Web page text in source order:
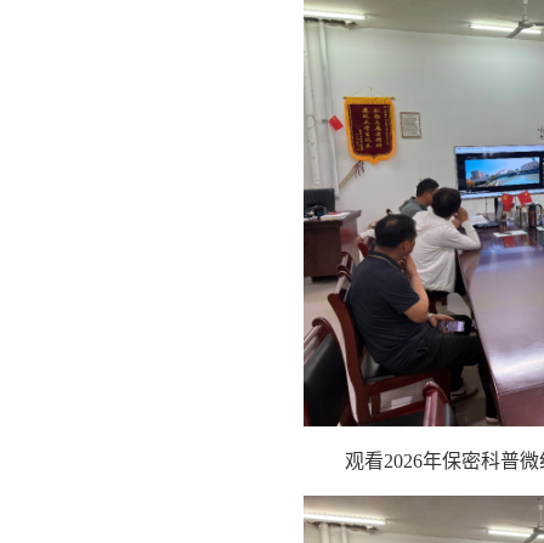
观看2026年保密科普